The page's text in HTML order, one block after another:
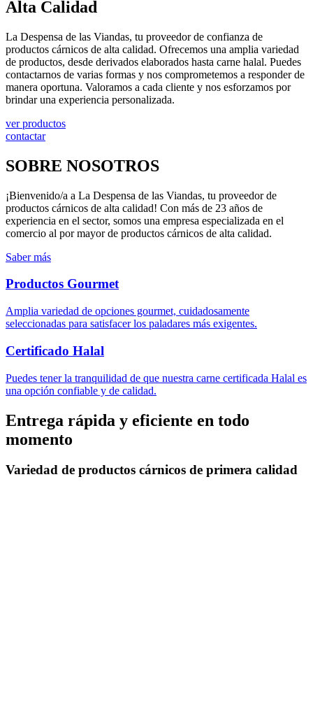
Alta Calidad
La Despensa de las Viandas, tu proveedor de confianza de
productos cárnicos de alta calidad. Ofrecemos una amplia variedad
de productos, desde derivados elaborados hasta carne halal. Puedes
contactarnos de varias formas y nos comprometemos a responder de
manera oportuna. Valoramos a cada cliente y nos esforzamos por
brindar una experiencia personalizada.
ver productos
contactar
SOBRE NOSOTROS
¡Bienvenido/a a La Despensa de las Viandas, tu proveedor de
productos cárnicos de alta calidad! Con más de 23 años de
experiencia en el sector, somos una empresa especializada en el
comercio al por mayor de productos cárnicos de alta calidad.
Saber más
Productos Gourmet
Amplia variedad de opciones gourmet, cuidadosamente
seleccionadas para satisfacer los paladares más exigentes.
Certificado Halal
Puedes tener la tranquilidad de que nuestra carne certificada Halal es
una opción confiable y de calidad.
Entrega rápida y eficiente en todo
momento
Variedad de productos cárnicos de primera calidad